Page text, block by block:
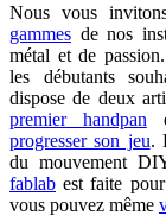
Nous vous
gammes de nos
métal et de
les débutants
dispose de deux
premier handpan
progresser son jeu.
du mouvement
fablab est faite
vous pouvez même